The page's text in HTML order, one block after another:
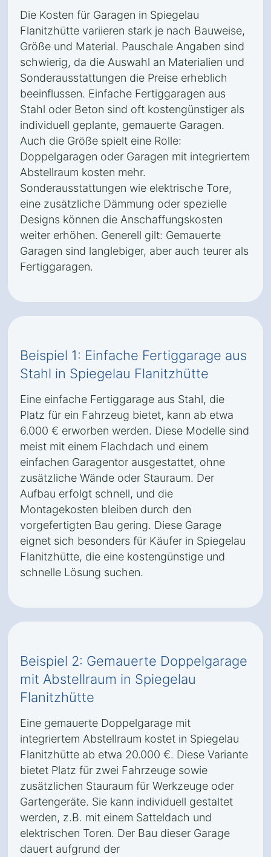
Die Kosten für Garagen in Spiegelau
Flanitzhütte variieren stark je nach Bauweise,
Größe und Material. Pauschale Angaben sind
schwierig, da die Auswahl an Materialien und
Sonderausstattungen die Preise erheblich
beeinflussen. Einfache Fertiggaragen aus
Stahl oder Beton sind oft kostengünstiger als
individuell geplante, gemauerte Garagen.
Auch die Größe spielt eine Rolle:
Doppelgaragen oder Garagen mit integriertem
Abstellraum kosten mehr.
Sonderausstattungen wie elektrische Tore,
eine zusätzliche Dämmung oder spezielle
Designs können die Anschaffungskosten
weiter erhöhen. Generell gilt: Gemauerte
Garagen sind langlebiger, aber auch teurer als
Fertiggaragen.
Beispiel 1: Einfache Fertiggarage aus
Stahl in Spiegelau Flanitzhütte
Eine einfache Fertiggarage aus Stahl, die
Platz für ein Fahrzeug bietet, kann ab etwa
6.000 € erworben werden. Diese Modelle sind
meist mit einem Flachdach und einem
einfachen Garagentor ausgestattet, ohne
zusätzliche Wände oder Stauraum. Der
Aufbau erfolgt schnell, und die
Montagekosten bleiben durch den
vorgefertigten Bau gering. Diese Garage
eignet sich besonders für Käufer in Spiegelau
Flanitzhütte, die eine kostengünstige und
schnelle Lösung suchen.
Beispiel 2: Gemauerte Doppelgarage
mit Abstellraum in Spiegelau
Flanitzhütte
Eine gemauerte Doppelgarage mit
integriertem Abstellraum kostet in Spiegelau
Flanitzhütte ab etwa 20.000 €. Diese Variante
bietet Platz für zwei Fahrzeuge sowie
zusätzlichen Stauraum für Werkzeuge oder
Gartengeräte. Sie kann individuell gestaltet
werden, z.B. mit einem Satteldach und
elektrischen Toren. Der Bau dieser Garage
dauert aufgrund der